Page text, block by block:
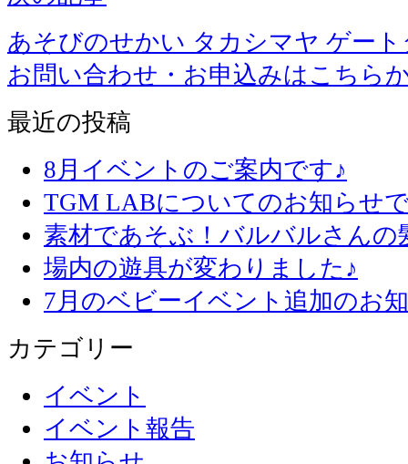
あそびのせかい タカシマヤ ゲー
お問い合わせ・お申込みはこちら
最近の投稿
8月イベントのご案内です♪
TGM LABについてのお知らせ
素材であそぶ！バルバルさん
場内の遊具が変わりました♪
7月のベビーイベント追加のお
カテゴリー
イベント
イベント報告